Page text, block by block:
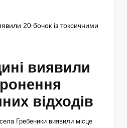
виявили
відходів
Гребеники виявили місце